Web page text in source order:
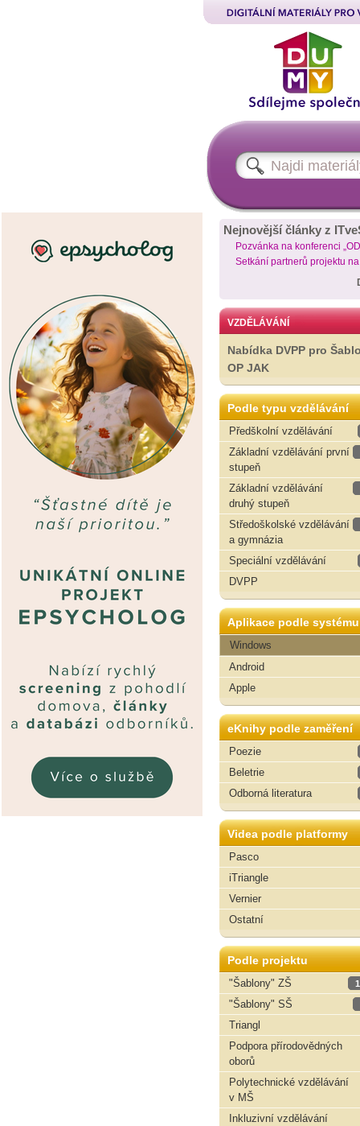
Nejnovější články z
Pozvánka na konferenci
Setkání partnerů projektu
VZDĚLÁVÁNÍ
Nabídka DVPP pro
OP JAK
Podle typu vzdělávání
Předškolní vzdělávání
Základní vzdělávání první
stupeň
Základní vzdělávání
druhý stupeň
Středoškolské vzdělávání
a gymnázia
Speciální vzdělávání
DVPP
Aplikace podle systému
Windows
Android
Apple
eKnihy podle zaměření
Poezie
Beletrie
Odborná literatura
Videa podle platformy
Pasco
iTriangle
Vernier
Ostatní
Podle projektu
"Šablony" ZŠ
"Šablony" SŠ
Triangl
Podpora přírodovědných
oborů
Polytechnické vzdělávání
v MŠ
Inkluzivní vzdělávání